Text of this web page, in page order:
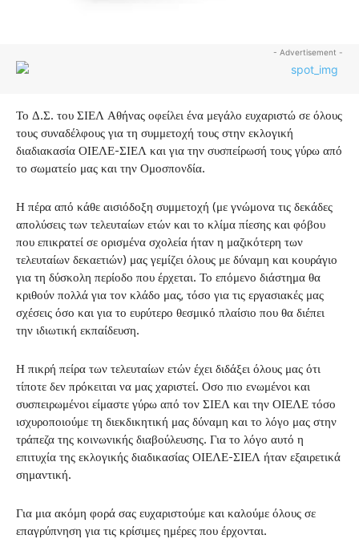
- Advertisement -
Το Δ.Σ. του ΣΙΕΛ Αθήνας οφείλει ένα μεγάλο ευχαριστώ σε όλους
τους συναδέλφους για τη συμμετοχή τους στην εκλογική
διαδιακασία ΟΙΕΛΕ-ΣΙΕΛ και για την συσπείρωσή τους γύρω από
το σωματείο μας και την Ομοσπονδία.
Η πέρα από κάθε αισιόδοξη συμμετοχή (με γνώμονα τις δεκάδες
απολύσεις των τελευταίων ετών και το κλίμα πίεσης και φόβου
που επικρατεί σε ορισμένα σχολεία ήταν η μαζικότερη των
τελευταίων δεκαετιών) μας γεμίζει όλους με δύναμη και κουράγιο
για τη δύσκολη περίοδο που έρχεται. Το επόμενο διάστημα θα
κριθούν πολλά για τον κλάδο μας, τόσο για τις εργασιακές μας
σχέσεις όσο και για το ευρύτερο θεσμικό πλαίσιο που θα διέπει
την ιδιωτική εκπαίδευση.
Η πικρή πείρα των τελευταίων ετών έχει διδάξει όλους μας ότι
τίποτε δεν πρόκειται να μας χαριστεί. Οσο πιο ενωμένοι και
συσπειρωμένοι είμαστε γύρω από τον ΣΙΕΛ και την ΟΙΕΛΕ τόσο
ισχυροποιούμε τη διεκδικητική μας δύναμη και το λόγο μας στην
τράπεζα της κοινωνικής διαβούλευσης. Για το λόγο αυτό η
επιτυχία της εκλογικής διαδικασίας ΟΙΕΛΕ-ΣΙΕΛ ήταν εξαιρετικά
σημαντική.
Για μια ακόμη φορά σας ευχαριστούμε και καλούμε όλους σε
επαγρύπνηση για τις κρίσιμες ημέρες που έρχονται.